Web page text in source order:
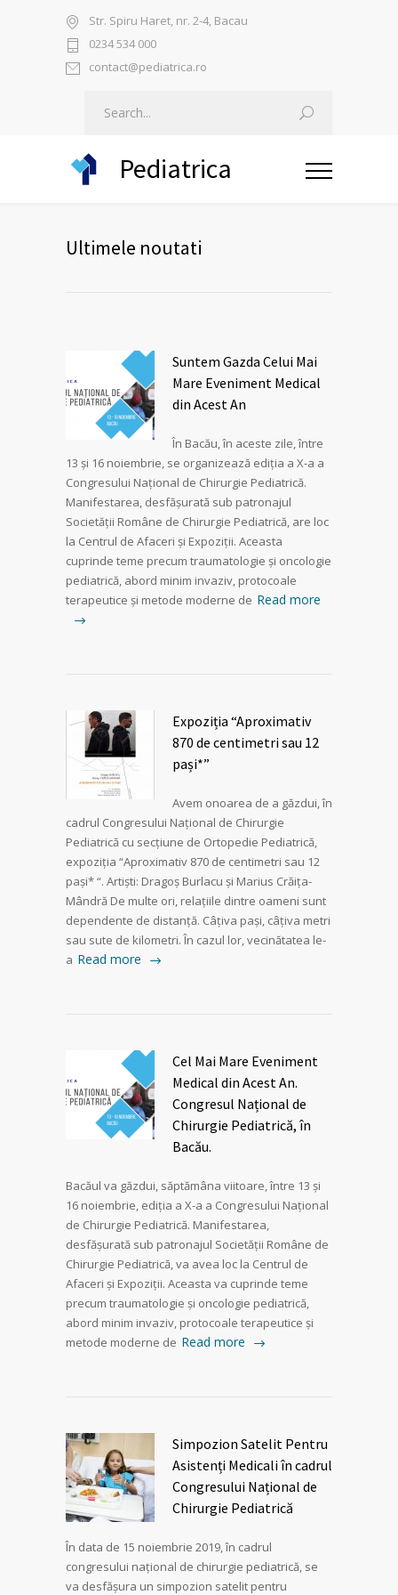
Str. Spiru Haret, nr. 2-4, Bacau
0234 534 000
contact@pediatrica.ro
Pediatrica
Ultimele noutati
Suntem Gazda Celui Mai
Mare Eveniment Medical
din Acest An
În Bacău, în aceste zile, între
13 și 16 noiembrie, se organizează ediția a X-a a
Congresului Național de Chirurgie Pediatrică.
Manifestarea, desfășurată sub patronajul
Societății Române de Chirurgie Pediatrică, are loc
la Centrul de Afaceri și Expoziții. Aceasta
cuprinde teme precum traumatologie și oncologie
pediatrică, abord minim invaziv, protocoale
terapeutice și metode moderne de Read more
Expoziția “Aproximativ
870 de centimetri sau 12
pași*”
Avem onoarea de a găzdui, în
cadrul Congresului Național de Chirurgie
Pediatrică cu secțiune de Ortopedie Pediatrică,
expoziția “Aproximativ 870 de centimetri sau 12
pași* “. Artiști: Dragoș Burlacu și Marius Crăița-
Mândră De multe ori, relațiile dintre oameni sunt
dependente de distanță. Câțiva pași, câțiva metri
sau sute de kilometri. În cazul lor, vecinătatea le-
a Read more
Cel Mai Mare Eveniment
Medical din Acest An.
Congresul Național de
Chirurgie Pediatrică, în
Bacău.
Bacăul va găzdui, săptămâna viitoare, între 13 și
16 noiembrie, ediția a X-a a Congresului Național
de Chirurgie Pediatrică. Manifestarea,
desfășurată sub patronajul Societății Române de
Chirurgie Pediatrică, va avea loc la Centrul de
Afaceri și Expoziții. Aceasta va cuprinde teme
precum traumatologie și oncologie pediatrică,
abord minim invaziv, protocoale terapeutice și
metode moderne de Read more
Simpozion Satelit Pentru
Asistenți Medicali în cadrul
Congresului Național de
Chirurgie Pediatrică
În data de 15 noiembrie 2019, în cadrul
congresului național de chirurgie pediatrică, se
va desfășura un simpozion satelit pentru